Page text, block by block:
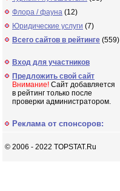
Флора / фауна (12)
Юридические услуги (7)
Всего сайтов в рейтинге (559)
Вход для участников
Предложить свой сайт
Внимание! Сайт добавляется
в рейтинг только после
проверки администратором.
Реклама от спонсоров:
© 2006 - 2022 TOPSTAT.Ru